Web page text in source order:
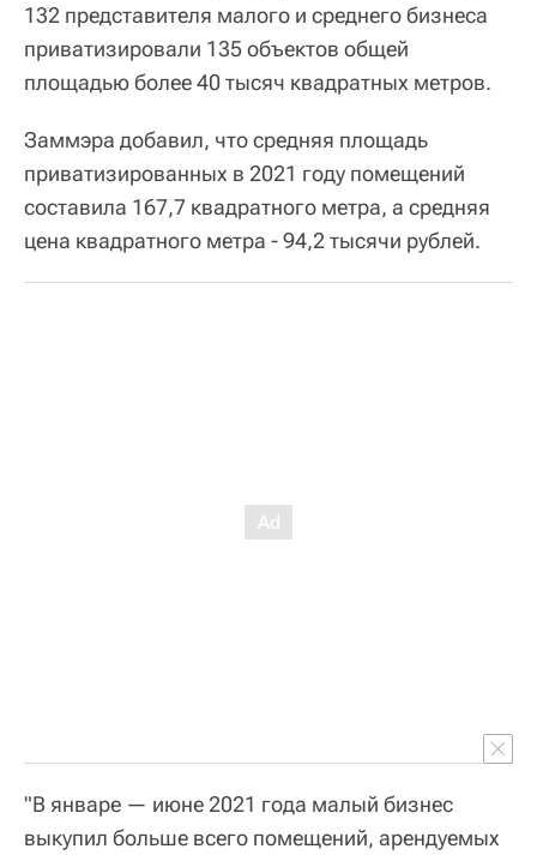
132 представителя малого и среднего бизнеса
приватизировали 135 объектов общей
площадью более 40 тысяч квадратных метров.
Заммэра добавил, что средняя площадь
приватизированных в 2021 году помещений
составила 167,7 квадратного метра, а средняя
цена квадратного метра - 94,2 тысячи рублей.
"В январе — июне 2021 года малый бизнес
выкупил больше всего помещений, арендуемых